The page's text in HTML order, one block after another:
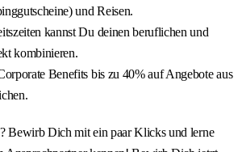
und Reisen.
kannst Du deinen beruflichen und
kombinieren.
Benefits bis zu 40% auf Angebote aus
Bewirb Dich mit ein paar Klicks und lerne